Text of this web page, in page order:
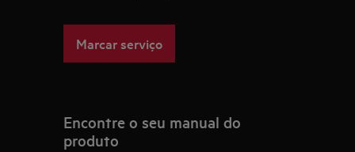
Marcar serviço
Encontre o seu manual do
produto